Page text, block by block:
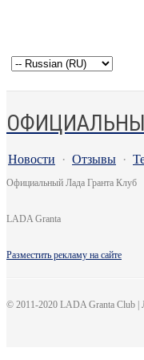
Новости · Отзывы ·
Официальный Лада Гранта Клуб
LADA Granta
Разместить рекламу на сайте
© 2011-2020 LADA Granta Club |